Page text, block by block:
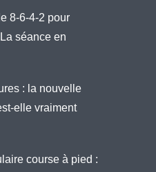
8-6-4-2 pour
La séance en
: la nouvelle
elle vraiment
course à pied :